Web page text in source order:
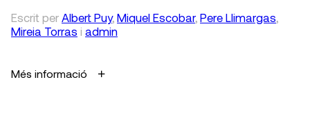
Escrit per Albert Puy, Miquel Escobar, Pere Llimargas,
Mireia Torras i admin
Més informació